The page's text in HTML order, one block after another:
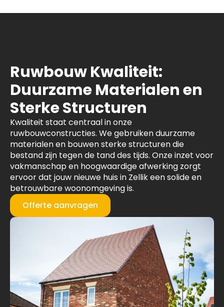
Ruwbouw Kwaliteit:
Duurzame Materialen en
Sterke Structuren
Kwaliteit staat centraal in onze
ruwbouwconstructies. We gebruiken duurzame
materialen en bouwen sterke structuren die
bestand zijn tegen de tand des tijds. Onze inzet voor
vakmanschap en hoogwaardige afwerking zorgt
ervoor dat jouw nieuwe huis in Zellik een solide en
betrouwbare woonomgeving is.
Offerte aanvragen